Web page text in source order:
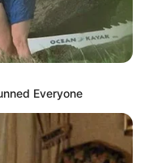
Everyone